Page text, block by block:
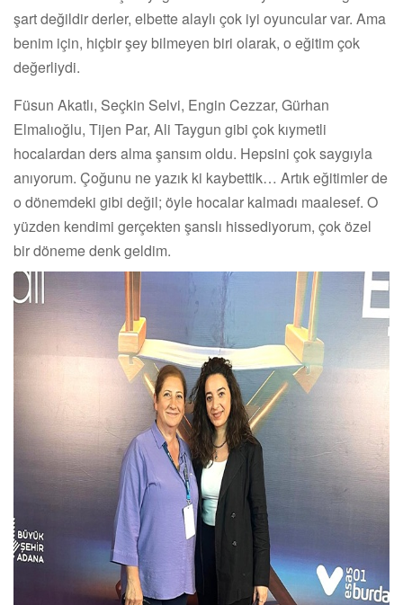
şart değildir derler, elbette alaylı çok iyi oyuncular var. Ama
benim için, hiçbir şey bilmeyen biri olarak, o eğitim çok
değerliydi.
Füsun Akatlı, Seçkin Selvi, Engin Cezzar, Gürhan
Elmalıoğlu, Tijen Par, Ali Taygun gibi çok kıymetli
hocalardan ders alma şansım oldu. Hepsini çok saygıyla
anıyorum. Çoğunu ne yazık ki kaybettik… Artık eğitimler de
o dönemdeki gibi değil; öyle hocalar kalmadı maalesef. O
yüzden kendimi gerçekten şanslı hissediyorum, çok özel
bir döneme denk geldim.